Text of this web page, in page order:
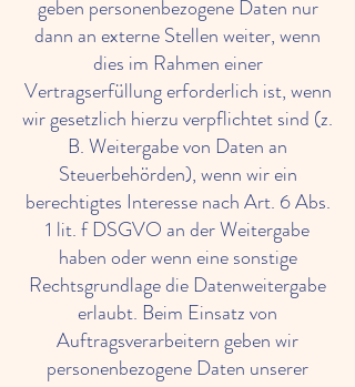
geben personenbezogene Daten nur
dann an externe Stellen weiter, wenn
dies im Rahmen einer
Vertragserfüllung erforderlich ist, wenn
wir gesetzlich hierzu verpflichtet sind (z.
B. Weitergabe von Daten an
Steuerbehörden), wenn wir ein
berechtigtes Interesse nach Art. 6 Abs.
1 lit. f DSGVO an der Weitergabe
haben oder wenn eine sonstige
Rechtsgrundlage die Datenweitergabe
erlaubt. Beim Einsatz von
Auftragsverarbeitern geben wir
personenbezogene Daten unserer